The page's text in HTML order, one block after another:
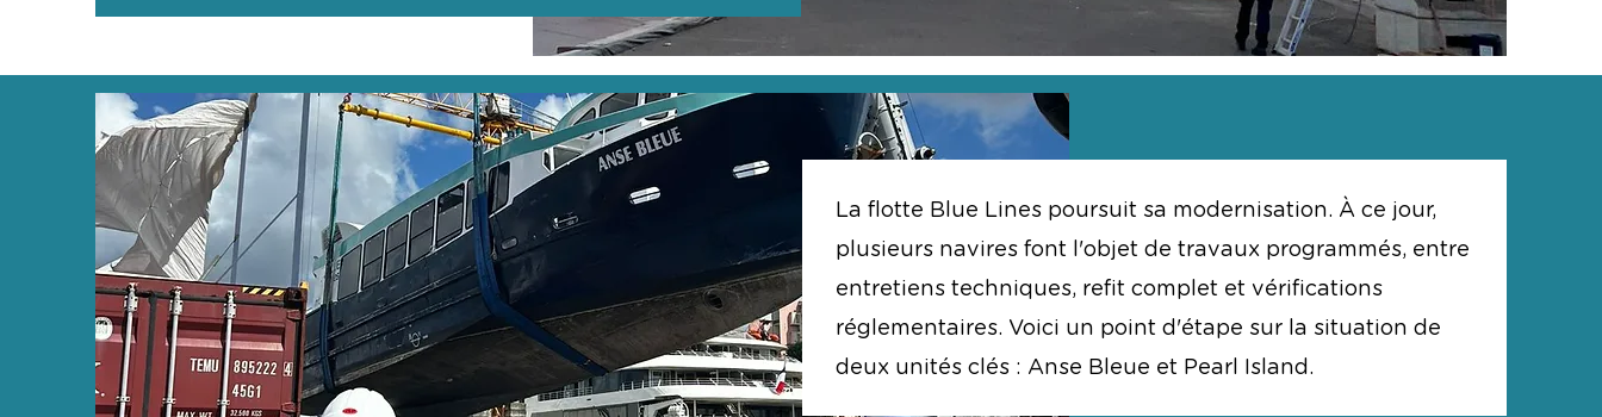
La flotte Blue Lines poursuit sa modernisation. À ce jour,
plusieurs navires font l'objet de travaux programmés, entre
entretiens techniques, refit complet et vérifications
réglementaires. Voici un point d'étape sur la situation de
deux unités clés : Anse Bleue et Pearl Island.